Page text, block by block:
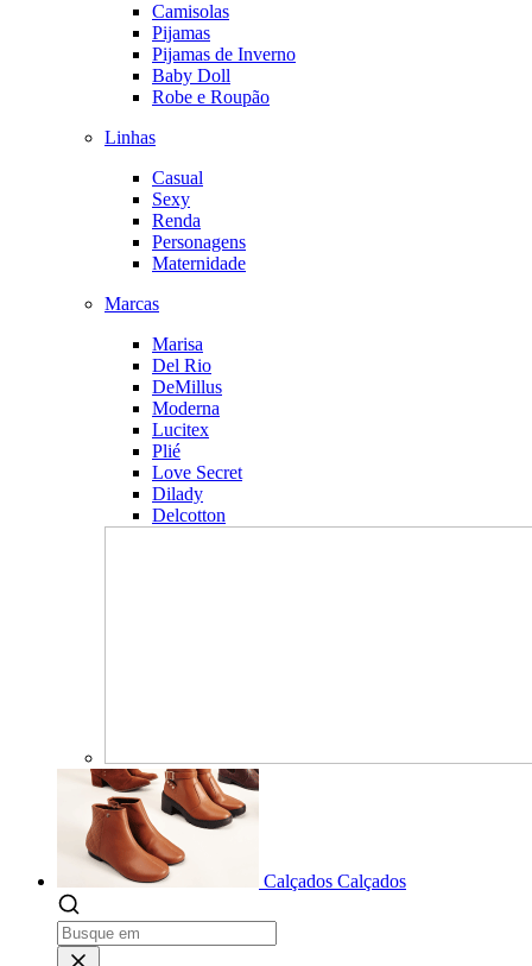
Camisolas
Pijamas
Pijamas de Inverno
Baby Doll
Robe e Roupão
Linhas
Casual
Sexy
Renda
Personagens
Maternidade
Marcas
Marisa
Del Rio
DeMillus
Moderna
Lucitex
Plié
Love Secret
Dilady
Delcotton
Calçados Calçados